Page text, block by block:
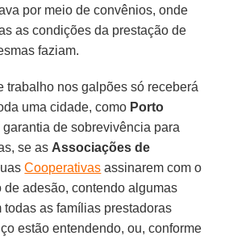
por meio de convênios, onde
as condições da prestação de
faziam.
trabalho nos galpões só receberá
uma cidade, como Porto
garantia de sobrevivência para
se as Associações de
Cooperativas assinarem com o
de adesão, contendo algumas
as famílias prestadoras
estão entendendo, ou, conforme